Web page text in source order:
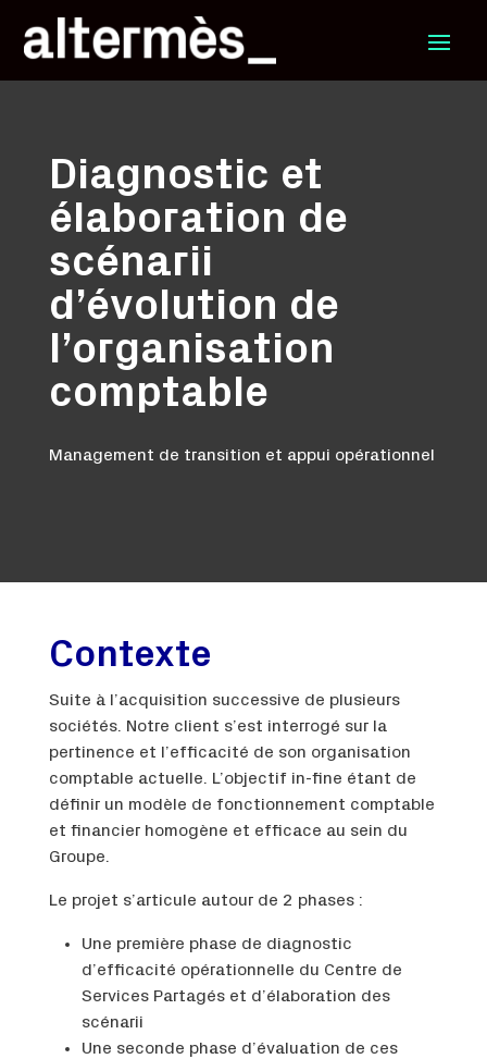
Diagnostic et
élaboration de
scénarii
d’évolution de
l’organisation
comptable
Management de transition et appui opérationnel
Contexte
Suite à l’acquisition successive de plusieurs
sociétés. Notre client s’est interrogé sur la
pertinence et l’efficacité de son organisation
comptable actuelle. L’objectif in-fine étant de
définir un modèle de fonctionnement comptable
et financier homogène et efficace au sein du
Groupe.
Le projet s’articule autour de 2 phases :
Une première phase de diagnostic
d’efficacité opérationnelle du Centre de
Services Partagés et d’élaboration des
scénarii
Une seconde phase d’évaluation de ces